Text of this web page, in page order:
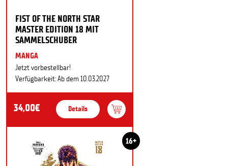
FIST OF THE NORTH STAR
MASTER EDITION 18 MIT
SAMMELSCHUBER
MANGA
Jetzt vorbestellbar!
Verfügbarkeit: Ab dem 10.03.2027
34,00€ Details
16+